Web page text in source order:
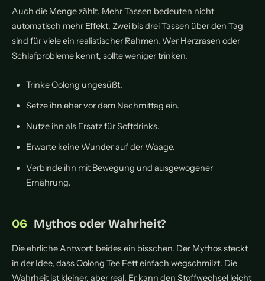
Auch die Menge zählt. Mehr Tassen bedeuten nicht
automatisch mehr Effekt. Zwei bis drei Tassen über den Tag
sind für viele ein realistischer Rahmen. Wer Herzrasen oder
Schlafprobleme kennt, sollte weniger trinken.
Trinke Oolong ungesüßt.
Setze ihn eher vor dem Nachmittag ein.
Nutze ihn als Ersatz für Softdrinks.
Erwarte keine Wunder auf der Waage.
Verbinde ihn mit Bewegung und ausgewogener
Ernährung.
Mythos oder Wahrheit?
Die ehrliche Antwort: beides ein bisschen. Der Mythos steckt
in der Idee, dass Oolong Tee Fett einfach wegschmilzt. Die
Wahrheit ist kleiner, aber real. Er kann den Stoffwechsel leicht